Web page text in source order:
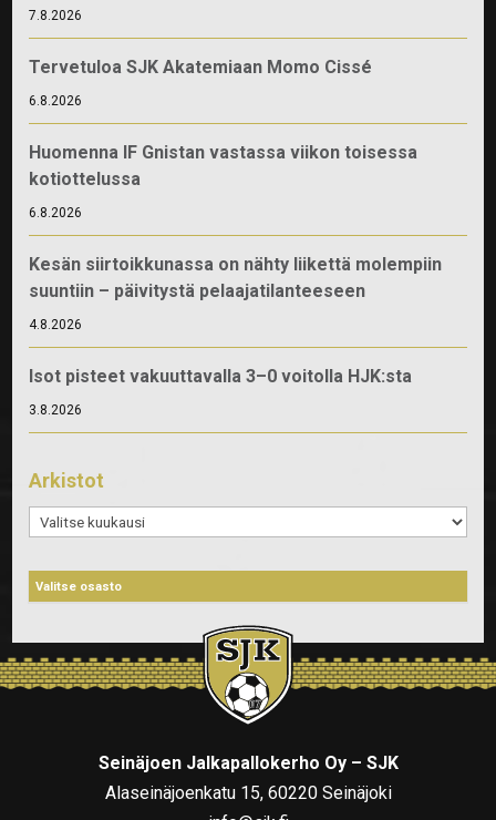
7.8.2026
Tervetuloa SJK Akatemiaan Momo Cissé
6.8.2026
Huomenna IF Gnistan vastassa viikon toisessa
kotiottelussa
6.8.2026
Kesän siirtoikkunassa on nähty liikettä molempiin
suuntiin – päivitystä pelaajatilanteeseen
4.8.2026
Isot pisteet vakuuttavalla 3–0 voitolla HJK:sta
3.8.2026
Arkistot
Arkistot
Seinäjoen Jalkapallokerho Oy – SJK
Alaseinäjoenkatu 15, 60220 Seinäjoki